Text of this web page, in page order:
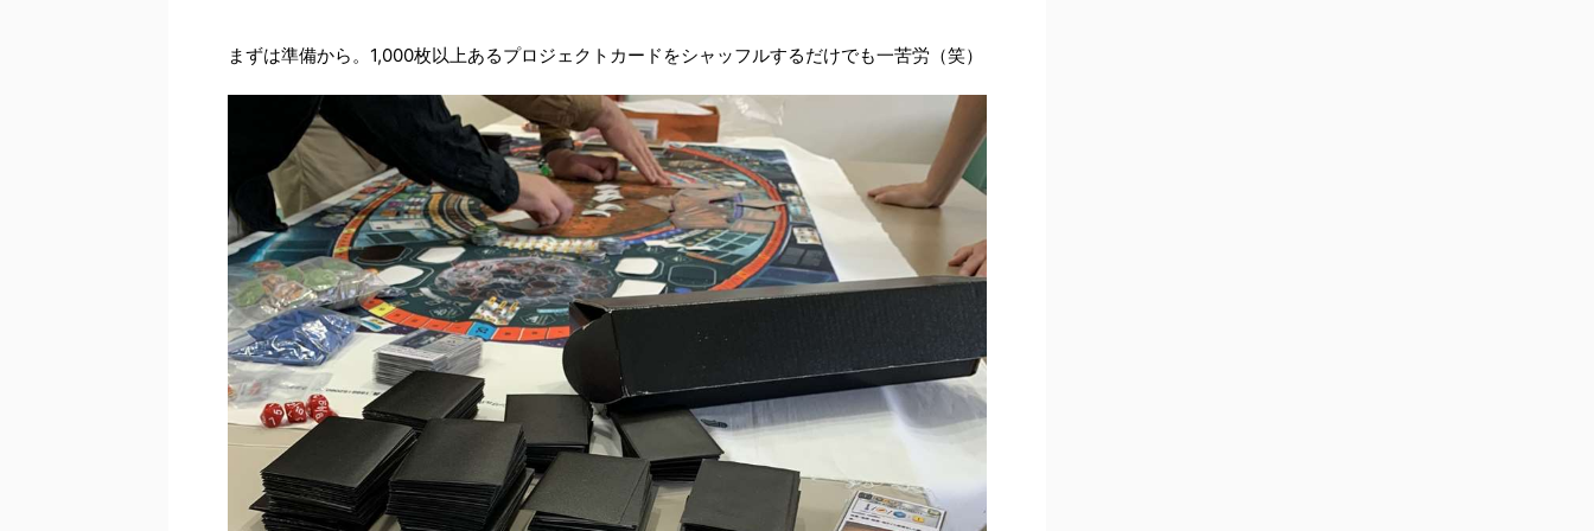
まずは準備から。1,000枚以上あるプロジェクトカードをシャッフルするだけでも一苦労（笑）